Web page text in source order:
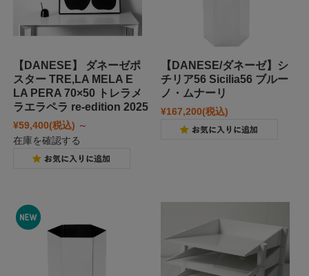
【DANESE】 ダネーゼポ
スター TRE,LA MELA E
LA PERA 70×50 トレラメ
ラエラペラ re-edition 2025
¥59,400(税込) ～
在庫を確認する
【DANESE/ダネーゼ】シ
チリア56 Sicilia56 ブルー
ノ・ムナーリ
¥167,200(税込)